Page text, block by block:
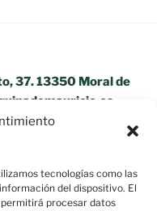
tecnologías como las
del dispositivo. El
procesar datos
37. 13350 Moral de